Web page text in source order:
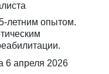
летним опытом.
6 апреля 2026